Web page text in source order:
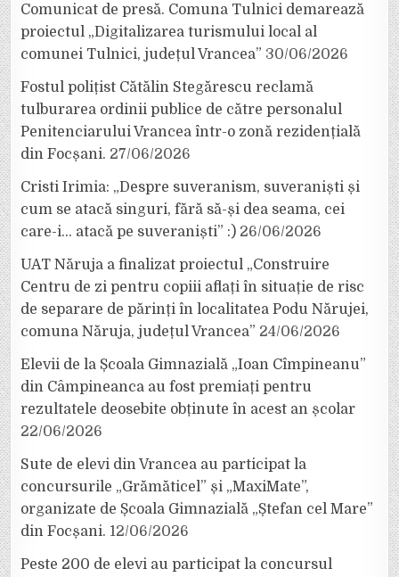
Comunicat de presă. Comuna Tulnici demarează
proiectul „Digitalizarea turismului local al
comunei Tulnici, județul Vrancea” 30/06/2026
Fostul polițist Cătălin Stegărescu reclamă
tulburarea ordinii publice de către personalul
Penitenciarului Vrancea într-o zonă rezidențială
din Focșani. 27/06/2026
Cristi Irimia: „Despre suveranism, suveraniști și
cum se atacă singuri, fără să-și dea seama, cei
care-i… atacă pe suveraniști” :) 26/06/2026
UAT Năruja a finalizat proiectul „Construire
Centru de zi pentru copiii aflați în situație de risc
de separare de părinți în localitatea Podu Nărujei,
comuna Năruja, județul Vrancea” 24/06/2026
Elevii de la Școala Gimnazială „Ioan Cîmpineanu”
din Câmpineanca au fost premiați pentru
rezultatele deosebite obținute în acest an școlar
22/06/2026
Sute de elevi din Vrancea au participat la
concursurile „Grămăticel” și „MaxiMate”,
organizate de Școala Gimnazială „Ștefan cel Mare”
din Focșani. 12/06/2026
Peste 200 de elevi au participat la concursul